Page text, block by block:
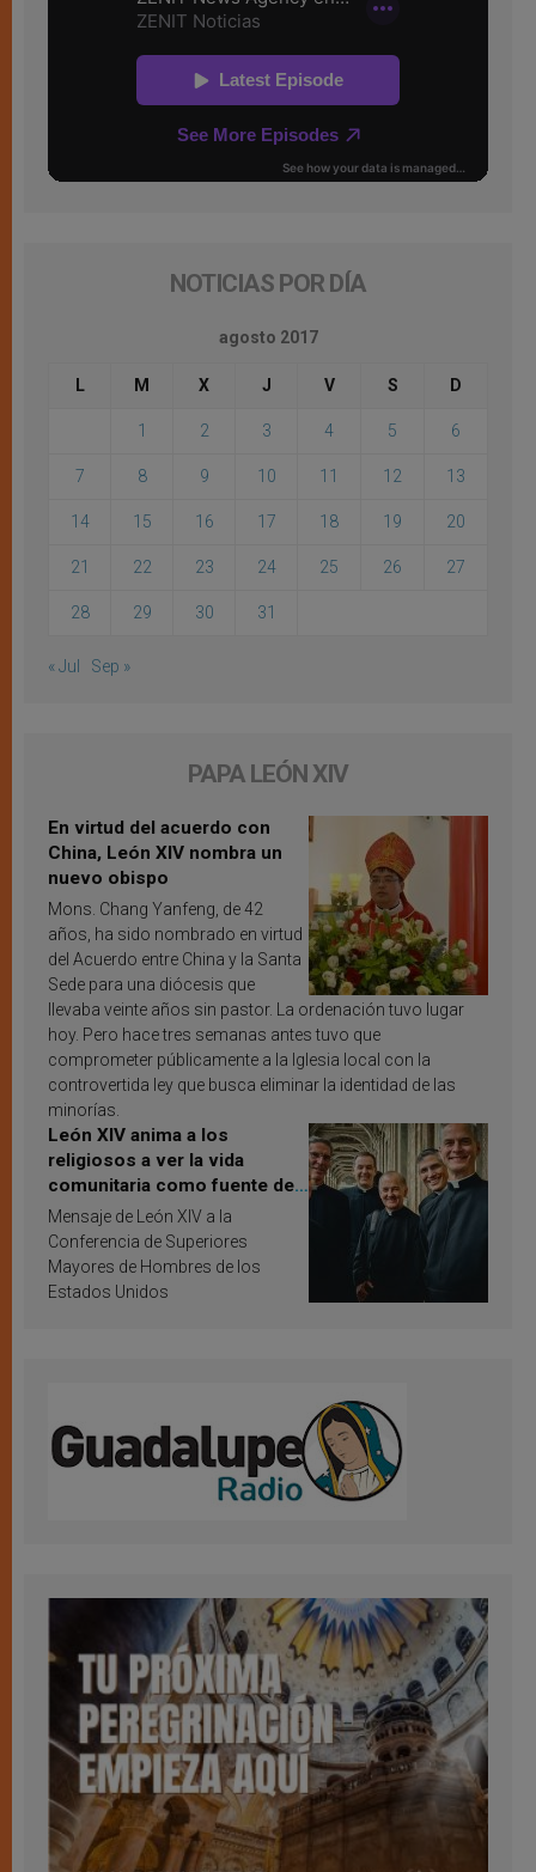
NOTICIAS POR DÍA
agosto 2017
L M X J V S D
1 2 3 4 5 6
7 8 9 10 11 12 13
14 15 16 17 18 19 20
21 22 23 24 25 26 27
28 29 30 31
« Jul Sep »
PAPA LEÓN XIV
En virtud del acuerdo con
China, León XIV nombra un
nuevo obispo
Mons. Chang Yanfeng, de 42
años, ha sido nombrado en virtud
del Acuerdo entre China y la Santa
Sede para una diócesis que
llevaba veinte años sin pastor. La ordenación tuvo lugar
hoy. Pero hace tres semanas antes tuvo que
comprometer públicamente a la Iglesia local con la
controvertida ley que busca eliminar la identidad de las
minorías.
León XIV anima a los
religiosos a ver la vida
comunitaria como fuente de
inspiración y santificación
Mensaje de León XIV a la
Conferencia de Superiores
Mayores de Hombres de los
Estados Unidos